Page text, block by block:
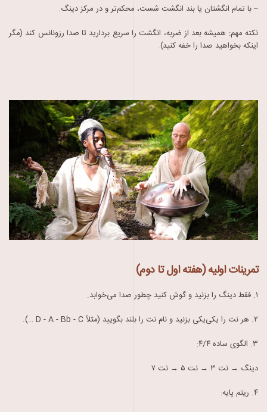
–با تمام انگشتان یا بند انگشت شست، محکم‌تر و در مرکز دینگ.
نکته مهم: همیشه بعد از ضربه، انگشت را سریع بردارید تا صدا رزونانس کند (مگر
اینکه بخواهید صدا را خفه کنید).
تمرینات اولیه (هفته اول تا دوم)
۱. فقط دینگ را بزنید و گوش کنید چطور صدا می‌خوابد.
۲. هر نت را یکی‌یکی بزنید و نام نت را بلند بگویید (مثلاًD - A - Bb - C …).
۳. الگوی ساده ۴/۴
:
دینگ → نت ۳ → نت ۵ → نت ۷
۴. ریتم پایه: